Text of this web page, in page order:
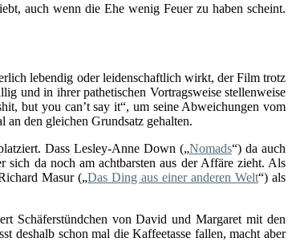
auch wenn die Ehe wenig Feuer zu haben scheint.
lebendig oder leidenschaftlich wirkt, der Film trotz
und in ihrer pathetischen Vortragsweise stellenweise
but you can’t say it“, um seine Abweichungen vom
den gleichen Grundsatz gehalten.
Dass Lesley-Anne Down („Nomads“) da auch
sich da noch am achtbarsten aus der Affäre zieht. Als
Masur („Das Ding aus einer anderen Welt“) als
Schäferstündchen von David und Margaret mit den
deshalb schon mal die Kaffeetasse fallen, macht aber